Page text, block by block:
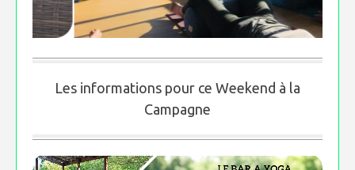
Les informations pour ce Weekend à la
Campagne